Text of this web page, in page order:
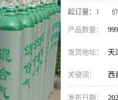
起订量：1 价
产品数量：
发货地址： 天
关键词： 西
发布日期：